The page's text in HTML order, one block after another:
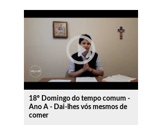
play_circle_outline
18º Domingo do tempo comum -
Ano A - Dai-lhes vós mesmos de
comer